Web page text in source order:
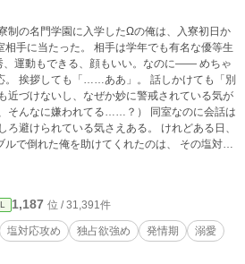
た。 相手は学年でも有名な優等生
運動もできる、顔もいい。なのに—— めちゃ
ても「別
近づけないし、なぜか妙に警戒されている気が
けられている気さえある。 けれどある日、
ルで倒れた俺を助けてくれたのは、 その塩対応
くない。 口数も少ない。 だけど―― 他のαが
りげなく間に入る。 発情期が近いと察すると、
話を焼く。 そして時々、独占欲を隠しきれない
1,187 位 / 31,391件
塩対応攻め 独占欲強め 発情期
溺愛